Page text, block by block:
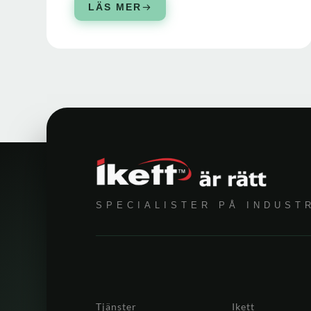
LÄS MER
SPECIALISTER PÅ
Tjänster Ikett